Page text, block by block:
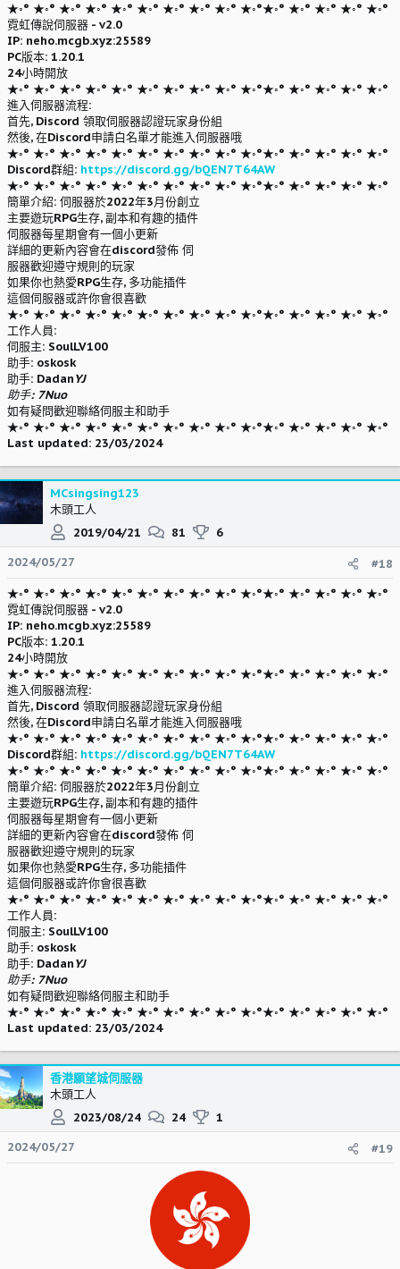
★◦° ★◦° ★◦° ★◦° ★◦° ★◦° ★◦° ★◦° ★◦° ★◦°★◦° ★◦° ★◦° ★◦° ★◦°
霓虹傳說伺服器 - v2.0
IP: neho.mcgb.xyz:25589
PC版本: 1.20.1
24小時開放
★◦° ★◦° ★◦° ★◦° ★◦° ★◦° ★◦° ★◦° ★◦° ★◦°★◦° ★◦° ★◦° ★◦° ★◦°
進入伺服器流程:
首先, Discord 領取伺服器認證玩家身份組
然後, 在Discord申請白名單才能進入伺服器哦
★◦° ★◦° ★◦° ★◦° ★◦° ★◦° ★◦° ★◦° ★◦° ★◦°★◦° ★◦° ★◦° ★◦° ★◦°
Discord群組: https://discord.gg/bQEN7T64AW
★◦° ★◦° ★◦° ★◦° ★◦° ★◦° ★◦° ★◦° ★◦° ★◦°★◦° ★◦° ★◦° ★◦° ★◦°
簡單介紹: 伺服器於2022年3月份創立
主要遊玩RPG生存, 副本和有趣的插件
伺服器每星期會有一個小更新
詳細的更新內容會在discord發佈 伺
服器歡迎遵守規則的玩家
如果你也熱愛RPG生存, 多功能插件
這個伺服器或許你會很喜歡
★◦° ★◦° ★◦° ★◦° ★◦° ★◦° ★◦° ★◦° ★◦° ★◦°★◦° ★◦° ★◦° ★◦° ★◦°
工作人員:
伺服主: SoulLV100
助手: oskosk
助手: DadanYJ
助手: 7Nuo
如有疑問歡迎聯絡伺服主和助手
★◦° ★◦° ★◦° ★◦° ★◦° ★◦° ★◦° ★◦° ★◦° ★◦°★◦° ★◦° ★◦° ★◦° ★◦°
Last updated: 23/03/2024
MCsingsing123
木頭工人
2019/04/21
81
6
2024/05/27
#18
★◦° ★◦° ★◦° ★◦° ★◦° ★◦° ★◦° ★◦° ★◦° ★◦°★◦° ★◦° ★◦° ★◦° ★◦°
霓虹傳說伺服器 - v2.0
IP: neho.mcgb.xyz:25589
PC版本: 1.20.1
24小時開放
★◦° ★◦° ★◦° ★◦° ★◦° ★◦° ★◦° ★◦° ★◦° ★◦°★◦° ★◦° ★◦° ★◦° ★◦°
進入伺服器流程:
首先, Discord 領取伺服器認證玩家身份組
然後, 在Discord申請白名單才能進入伺服器哦
★◦° ★◦° ★◦° ★◦° ★◦° ★◦° ★◦° ★◦° ★◦° ★◦°★◦° ★◦° ★◦° ★◦° ★◦°
Discord群組: https://discord.gg/bQEN7T64AW
★◦° ★◦° ★◦° ★◦° ★◦° ★◦° ★◦° ★◦° ★◦° ★◦°★◦° ★◦° ★◦° ★◦° ★◦°
簡單介紹: 伺服器於2022年3月份創立
主要遊玩RPG生存, 副本和有趣的插件
伺服器每星期會有一個小更新
詳細的更新內容會在discord發佈 伺
服器歡迎遵守規則的玩家
如果你也熱愛RPG生存, 多功能插件
這個伺服器或許你會很喜歡
★◦° ★◦° ★◦° ★◦° ★◦° ★◦° ★◦° ★◦° ★◦° ★◦°★◦° ★◦° ★◦° ★◦° ★◦°
工作人員:
伺服主: SoulLV100
助手: oskosk
助手: DadanYJ
助手: 7Nuo
如有疑問歡迎聯絡伺服主和助手
★◦° ★◦° ★◦° ★◦° ★◦° ★◦° ★◦° ★◦° ★◦° ★◦°★◦° ★◦° ★◦° ★◦° ★◦°
Last updated: 23/03/2024
香港願望城伺服器
木頭工人
2023/08/24
24
1
2024/05/27
#19